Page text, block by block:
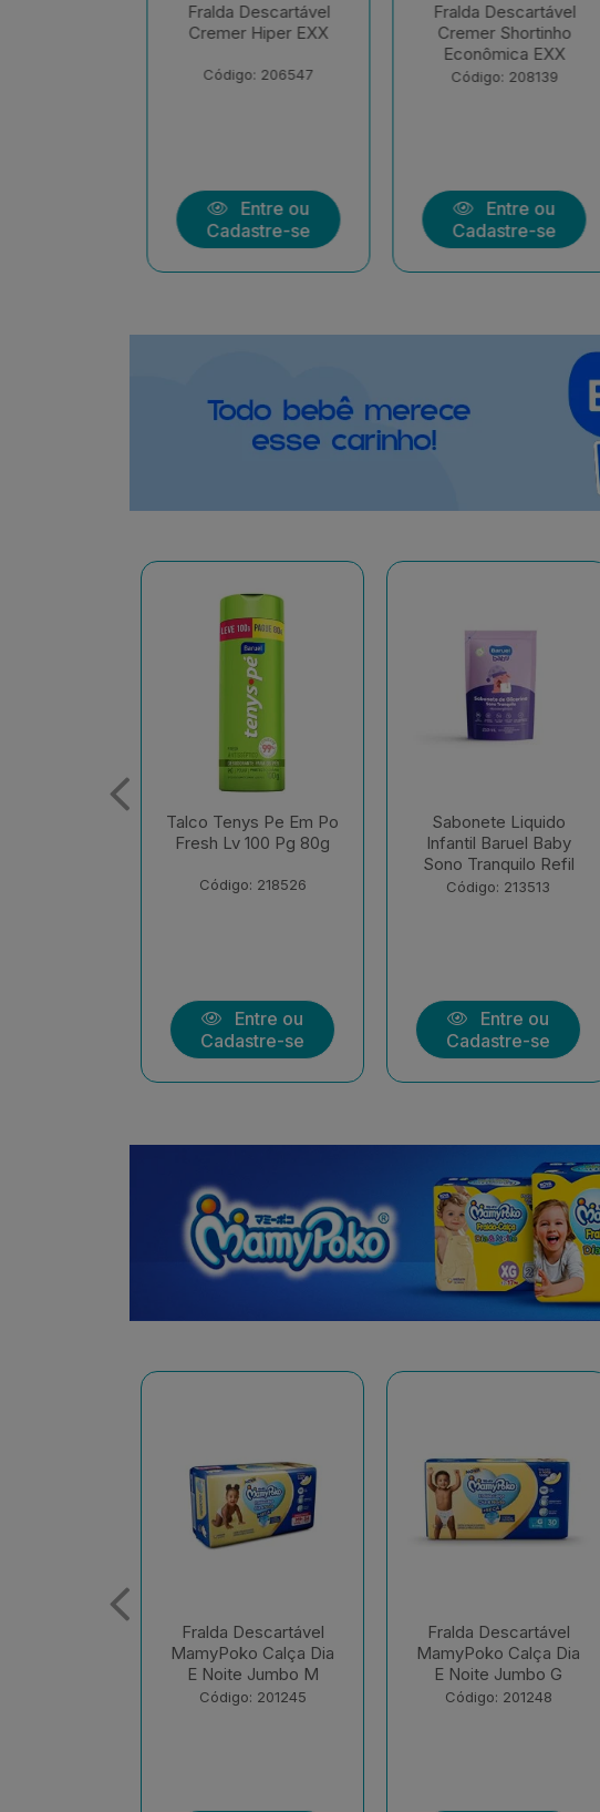
Fralda Descartável
Cremer Shortinho
Código: 208139
Entre ou
Cadastre-se
Fralda Descartável
Cremer Magic Care
Econômica G 30
Unidades
Entre ou
Cadastre-se
Sabonete Liquido
Infantil Baruel Baby
Código: 213513
Entre ou
Cadastre-se
Sabonete Liquido
Infantil Baruel Baby
Sem Corante Refil
Código: 213512
Entre ou
Cadastre-se
Fralda Descartável
MamyPoko Calça Dia
E Noite Jumbo G
Código: 201248
Fralda Descartável
MamyPoko Calça Dia
E Noite Jumbo XXG
Código: 201249